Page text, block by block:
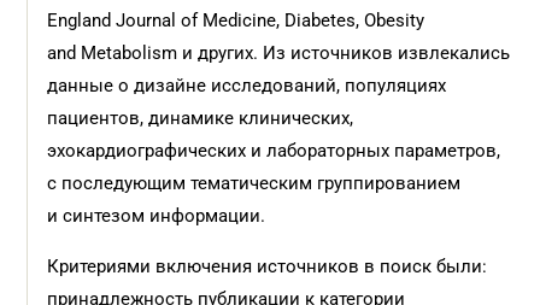
England Journal of Medicine, Diabetes, Obesity
and Metabolism и других. Из источников извлекались
данные о дизайне исследований, популяциях
пациентов, динамике клинических,
эхокардиографических и лабораторных параметров,
с последующим тематическим группированием
и синтезом информации.
Критериями включения источников в поиск были:
принадлежность публикации к категории